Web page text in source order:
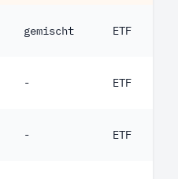
gemischt ETF
- ETF
- ETF